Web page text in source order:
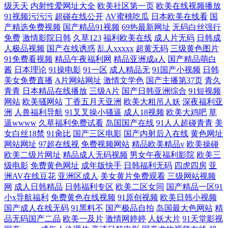
级天天 内射性爱网址大全 欧美社区第一页 欧美在线视频播放
91视频污污污 超碰在线公开 AV蜜桃吃瓜 日本欧美在线看 国
产精选免费视频 国产精品91视频 69热最新网址 无码白丝强行
免费 激情影院日韩 久草123 福利欧美在线 成人片无码 日韩成
人极品视频 国产在线诱惑 乱人xxxxx 超黄无码 三级黄色图片
91免费看视频 精品午夜福利网 精品亚洲成a人 国产精品萌白
酱 日本理论 91操电影 91一区 成人精品无 91国产小视频 日韩
美女免费直播 A片网站网址 激情文学色 国产主播第37页 青久
青青 日本精品在线播放 三级A片 国产日韩亚洲综合 91短视频
网站 欧美骚网站 丁香五月天亚洲 欧美大粗吊人妖 深夜福利亚
洲 人兽福利导航 91叉叉操小骚逼 成人18视频 欧美大鸡吧 草
逼wwww 久草福利免费试看 岛国国产在线 91人人超碰青青 美
女白丝18禁 91肏比 国产三区电影 国产内射后入在线 黄色网址
网站网址 97超在线视 免费视频网站 精品欧美精品v 欧美操碰
欧美二级片网址 精品成人无码视频 男女午夜福利影院 欧美三
级电影 免费黄色网址 成年版快手 日韩福利无码 四虎四房 亚
洲AV在线豆花 亚洲区成人 美女黄片免费观看 三级网站视频
网 成人日韩精品 日韩福利专区 欧美二区女同 国产精品一区91
小x导航福利 免费黄色在线视频 91原创视频 欧美日韩小视频
国产成人在线无码 91黑料不 国产极品自拍 岛国最大色网站 精
品无码国产二品 欧美一及片 激情网婷婷 人妖大片 91天堂影视